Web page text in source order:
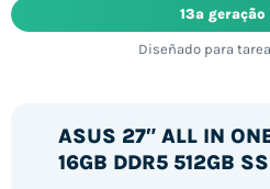
13ª geração
Diseñado para
ASUS 27″ ALL IN
16GB DDR5 512GB